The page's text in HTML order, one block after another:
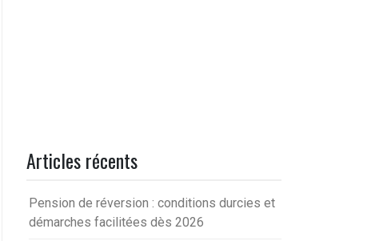
Articles récents
Pension de réversion : conditions durcies et
démarches facilitées dès 2026